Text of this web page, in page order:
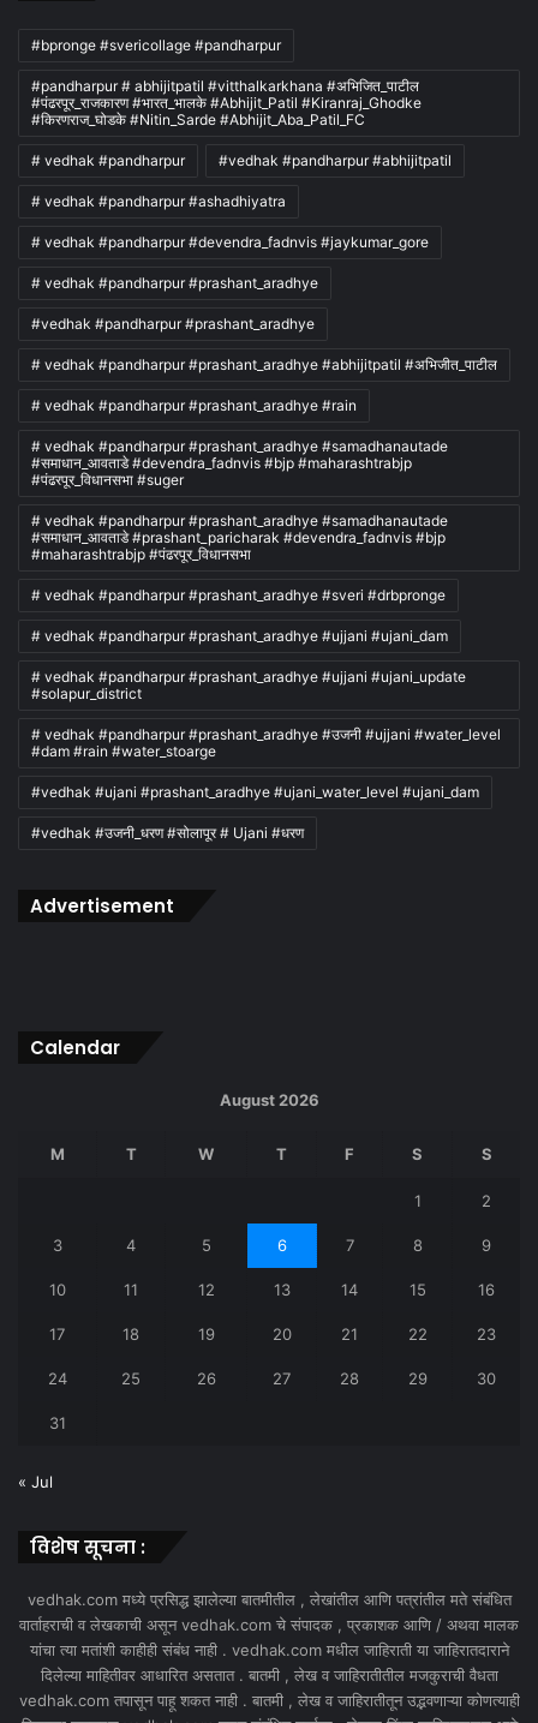
#bpronge #svericollage #pandharpur
#pandharpur # abhijitpatil #vitthalkarkhana #अभिजित_पाटील
#पंढरपूर_राजकारण #भारत_भालके #Abhijit_Patil #Kiranraj_Ghodke
#किरणराज_घोडके #Nitin_Sarde #Abhijit_Aba_Patil_FC
# vedhak #pandharpur #vedhak #pandharpur #abhijitpatil
# vedhak #pandharpur #ashadhiyatra
# vedhak #pandharpur #devendra_fadnvis #jaykumar_gore
# vedhak #pandharpur #prashant_aradhye
#vedhak #pandharpur #prashant_aradhye
# vedhak #pandharpur #prashant_aradhye #abhijitpatil #अभिजीत_पाटील
# vedhak #pandharpur #prashant_aradhye #rain
# vedhak #pandharpur #prashant_aradhye #samadhanautade
#समाधान_आवताडे #devendra_fadnvis #bjp #maharashtrabjp
#पंढरपूर_विधानसभा #suger
# vedhak #pandharpur #prashant_aradhye #samadhanautade
#समाधान_आवताडे #prashant_paricharak #devendra_fadnvis #bjp
#maharashtrabjp #पंढरपूर_विधानसभा
# vedhak #pandharpur #prashant_aradhye #sveri #drbpronge
# vedhak #pandharpur #prashant_aradhye #ujjani #ujani_dam
# vedhak #pandharpur #prashant_aradhye #ujjani #ujani_update
#solapur_district
# vedhak #pandharpur #prashant_aradhye #उजनी #ujjani #water_level
#dam #rain #water_stoarge
#vedhak #ujani #prashant_aradhye #ujani_water_level #ujani_dam
#vedhak #उजनी_धरण #सोलापूर # Ujani #धरण
Advertisement
Calendar
August 2026
M T W T F S S
1 2
3 4 5 6 7 8 9
10 11 12 13 14 15 16
17 18 19 20 21 22 23
24 25 26 27 28 29 30
31
« Jul
विशेष सूचना :
vedhak.com मध्ये प्रसिद्ध झालेल्या बातमीतील , लेखांतील आणि पत्रांतील मते संबंधित
वार्ताहराची व लेखकाची असून vedhak.com चे संपादक , प्रकाशक आणि / अथवा मालक
यांचा त्या मतांशी काहीही संबंध नाही . vedhak.com मधील जाहिराती या जाहिरातदाराने
दिलेल्या माहितीवर आधारित असतात . बातमी , लेख व जाहिरातीतील मजकुराची वैधता
vedhak.com तपासून पाहू शकत नाही . बातमी , लेख व जाहिरातीतून उद्भवणाऱ्या कोणत्याही